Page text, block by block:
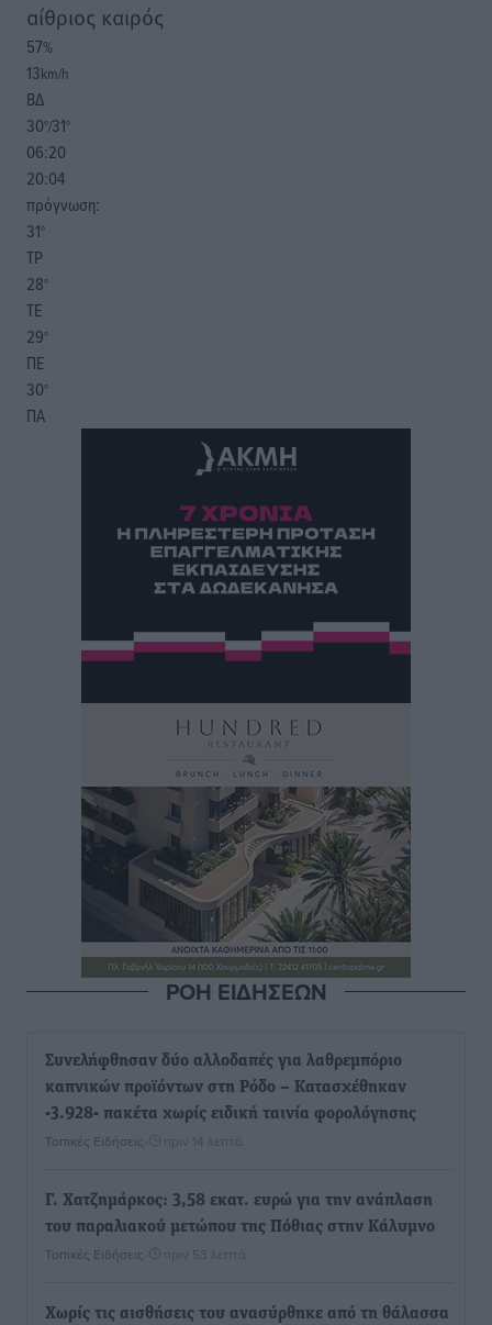
αίθριος καιρός
57%
13km/h
ΒΔ
30°/31°
06:20
20:04
πρόγνωση:
31°
ΤΡ
28°
ΤΕ
29°
ΠΕ
30°
ΠΑ
ΡΟΗ ΕΙΔΗΣΕΩΝ
Συνελήφθησαν δύο αλλοδαπές για λαθρεμπόριο
καπνικών προϊόντων στη Ρόδο – Κατασχέθηκαν
-3.928- πακέτα χωρίς ειδική ταινία φορολόγησης
Τοπικές Ειδήσεις πριν 14 λεπτά
Γ. Χατζημάρκος: 3,58 εκατ. ευρώ για την ανάπλαση
του παραλιακού μετώπου της Πόθιας στην Κάλυμνο
Τοπικές Ειδήσεις πριν 53 λεπτά
Χωρίς τις αισθήσεις του ανασύρθηκε από τη θάλασσα